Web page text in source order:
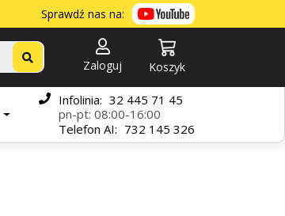
Sprawdź nas na:
Zaloguj Koszyk
Infolinia: 32 445 71 45
pn-pt: 08:00-16:00
Telefon AI: 732 145 326